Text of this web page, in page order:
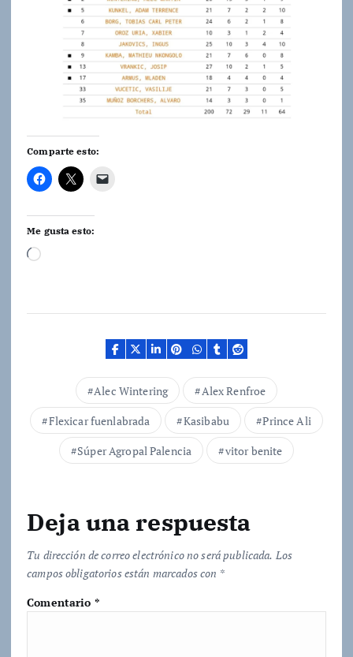
Comparte esto:
Me gusta esto:
C
g
o
.
Alec Wintering
Alex Renfroe
Flexicar fuenlabrada
Kasibabu
Prince Ali
Súper Agropal Palencia
vitor benite
Deja una respuesta
Tu dirección de correo electrónico no será publicada. Los
campos obligatorios están marcados con *
Comentario *